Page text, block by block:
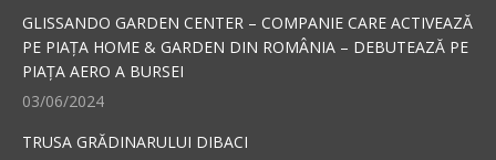
in
new
window
in
new
window
GLISSANDO GARDEN CENTER – COMPANIE CARE ACTIVEAZĂ
PE PIAȚA HOME & GARDEN DIN ROMÂNIA – DEBUTEAZĂ PE
PIAȚA AERO A BURSEI
03/06/2024
TRUSA GRĂDINARULUI DIBACI